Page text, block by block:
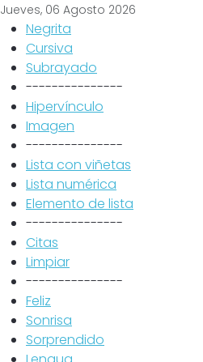
Jueves, 06 Agosto 2026
Negrita
Cursiva
Subrayado
---------------
Hipervínculo
Imagen
---------------
Lista con viñetas
Lista numérica
Elemento de lista
---------------
Citas
Limpiar
---------------
Feliz
Sonrisa
Sorprendido